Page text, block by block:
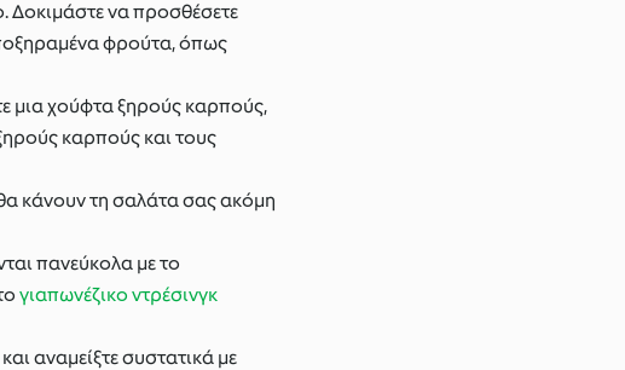
Δοκιμάστε να προσθέσετε
φρούτα, όπως
μια χούφτα ξηρούς καρπούς,
καρπούς και τους
κάνουν τη σαλάτα σας ακόμη
πανεύκολα με το
γιαπωνέζικο ντρέσινγκ
αναμείξτε συστατικά με